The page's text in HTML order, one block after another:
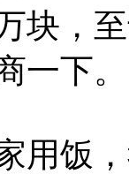
块，
一下。
用饭